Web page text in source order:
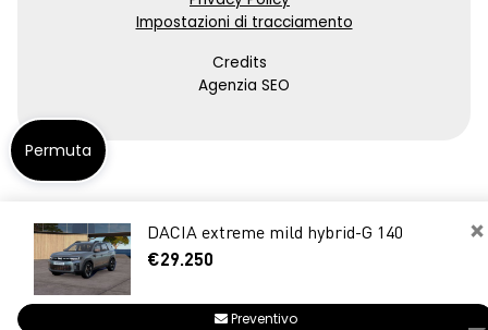
×
DACIA extreme mild hybrid-G 140
€29.250
Preventivo
Impostazioni di tracciamento
Credits
Agenzia SEO
Permuta